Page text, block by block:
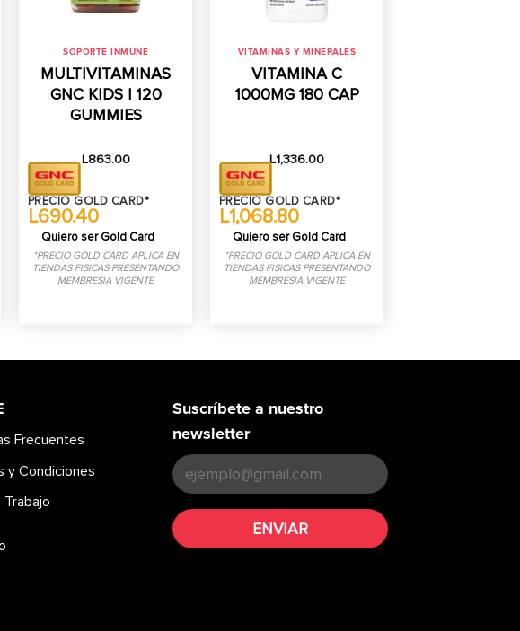
SOPORTE INMUNE
MULTIVITAMINAS
GNC KIDS | 120
GUMMIES
L863.00
PRECIO GOLD CARD*
L690.40
Quiero ser Gold Card
*PRECIO GOLD CARD APLICA EN
TIENDAS FISICAS PRESENTANDO
MEMBRESIA VIGENTE
VITAMINAS Y MINERALES
VITAMINA C
1000MG 180 CAP
L1,336.00
PRECIO GOLD CARD*
L1,068.80
Quiero ser Gold Card
*PRECIO GOLD CARD APLICA EN
TIENDAS FISICAS PRESENTANDO
MEMBRESIA VIGENTE
Frecuentes
y Condiciones
Trabajo
Suscríbete a nuestro
newsletter